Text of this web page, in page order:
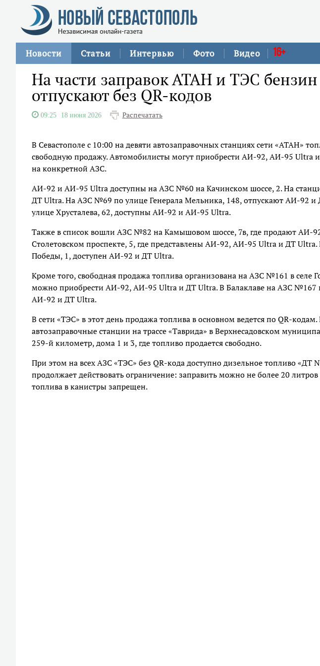
Новости Статьи Интервью Фото Видео 16+
На части заправок АТАН и ТЭС бензин
отпускают без QR-кодов
09:25 18 июня 2026 Распечатать
В Севастополе с 10:00 на девяти автозаправочных станциях сети «АТАН»
свободную продажу. Автомобилисты могут приобрести АИ-92, АИ-95 Ultra
на конкретной АЗС.
АИ-92 и АИ-95 Ultra доступны на АЗС №60 на Качинском шоссе, 2. На
ДТ Ultra. На АЗС №69 по улице Генерала Мельника, 148, отпускают АИ-92
улице Хрусталева, 62, доступны АИ-92 и АИ-95 Ultra.
Также в список вошли АЗС №82 на Камышовом шоссе, 7в, где продают АИ-
Столетовском проспекте, 5, где представлены АИ-92, АИ-95 Ultra и ДТ
Победы, 1, доступен АИ-92 и ДТ Ultra.
Кроме того, свободная продажа топлива организована на АЗС №161 в селе
можно приобрести АИ-92, АИ-95 Ultra и ДТ Ultra. В Балаклаве на АЗС №167
АИ-92 и ДТ Ultra.
В сети «ТЭС» в этот день продажа топлива в основном ведется по QR-
автозаправочные станции на трассе «Таврида» в Верхнесадовском
259-й километр, дома 1 и 3, где топливо продается свободно.
При этом на всех АЗС «ТЭС» без QR-кода доступно дизельное топливо «ДТ
продолжает действовать ограничение: заправить можно не более 20
топлива в канистры запрещен.